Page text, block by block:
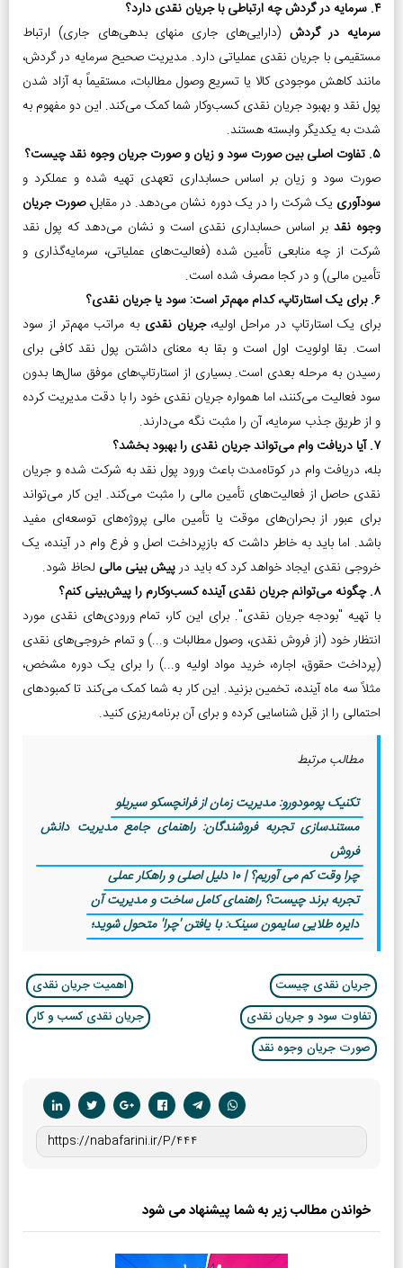
۴. سرمایه در گردش چه ارتباطی با جریان نقدی دارد؟
سرمایه در گردش (دارایی‌های جاری منهای بدهی‌های جاری) ارتباط
مستقیمی با جریان نقدی عملیاتی دارد. مدیریت صحیح سرمایه در گردش،
مانند کاهش موجودی کالا یا تسریع وصول مطالبات، مستقیماً به آزاد شدن
پول نقد و بهبود جریان نقدی کسب‌وکار شما کمک می‌کند. این دو مفهوم به
شدت به یکدیگر وابسته هستند.
۵. تفاوت اصلی بین صورت سود و زیان و صورت جریان وجوه نقد چیست؟
صورت سود و زیان بر اساس حسابداری تعهدی تهیه شده و عملکرد و
سودآوری یک شرکت را در یک دوره نشان می‌دهد. در مقابل،صورت جریان
وجوه نقدبر اساس حسابداری نقدی است و نشان می‌دهد که پول نقد
شرکت از چه منابعی تأمین شده (فعالیت‌های عملیاتی، سرمایه‌گذاری و
تأمین مالی) و در کجا مصرف شده است.
۶. برای یک استارتاپ، کدام مهم‌تر است: سود یا جریان نقدی؟
برای یک استارتاپ در مراحل اولیه،جریان نقدی به مراتب مهم‌تر از سود
است. بقا اولویت اول است و بقا به معنای داشتن پول نقد کافی برای
رسیدن به مرحله بعدی است. بسیاری از استارتاپ‌های موفق سال‌ها بدون
سود فعالیت می‌کنند، اما همواره جریان نقدی خود را با دقت مدیریت کرده
و از طریق جذب سرمایه، آن را مثبت نگه می‌دارند.
۷. آیا دریافت وام می‌تواند جریان نقدی را بهبود بخشد؟
بله، دریافت وام در کوتاه‌مدت باعث ورود پول نقد به شرکت شده و جریان
نقدی حاصل از فعالیت‌های تأمین مالی را مثبت می‌کند. این کار می‌تواند
برای عبور از بحران‌های موقت یا تأمین مالی پروژه‌های توسعه‌ای مفید
باشد. اما باید به خاطر داشت که بازپرداخت اصل و فرع وام در آینده، یک
خروجی نقدی ایجاد خواهد کرد که باید درپیش بینی مالی لحاظ شود.
۸. چگونه می‌توانم جریان نقدی آینده کسب‌وکارم را پیش‌بینی کنم؟
با تهیه "بودجه جریان نقدی". برای این کار، تمام ورودی‌های نقدی مورد
انتظار خود (از فروش نقدی، وصول مطالبات و...) و تمام خروجی‌های نقدی
(پرداخت حقوق، اجاره، خرید مواد اولیه و...) را برای یک دوره مشخص،
مثلاً سه ماه آینده، تخمین بزنید. این کار به شما کمک می‌کند تا کمبودهای
احتمالی را از قبل شناسایی کرده و برای آن برنامه‌ریزی کنید.
مطالب مرتبط
تکنیک پومودورو: مدیریت زمان از فرانچسکو سیریلو
مستندسازی تجربه فروشندگان: راهنمای جامع مدیریت دانش
فروش
چرا وقت کم می آوریم؟ | ۱٠ دلیل اصلی و راهکار عملی
تجربه برند چیست؟ راهنمای کامل ساخت و مدیریت آن
دایره طلایی سایمون سینک: با یافتن 'چرا' متحول شوید؛
جریان نقدی چیست
اهمیت جریان نقدی
تفاوت سود و جریان نقدی
جریان نقدی کسب و کار
صورت جریان وجوه نقد
خواندن مطالب زیر به شما پیشنهاد می شود